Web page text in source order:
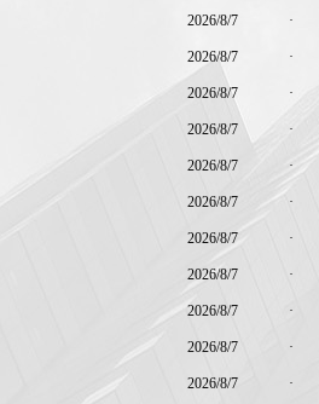
2026/8/7
2026/8/7
2026/8/7
2026/8/7
2026/8/7
2026/8/7
2026/8/7
2026/8/7
2026/8/7
2026/8/7
2026/8/7
·
·
·
·
·
·
·
·
·
·
·